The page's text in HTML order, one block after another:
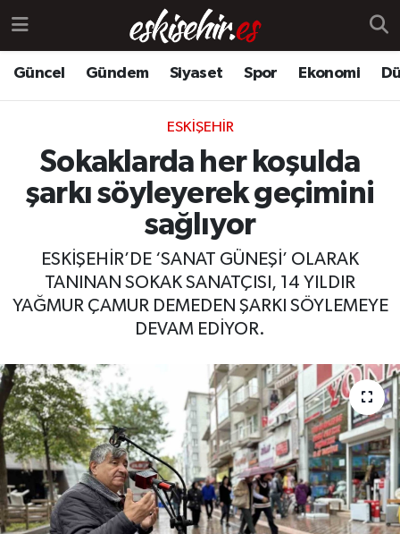
Güncel Gündem Siyaset Spor Ekonomi
ESKIŞEHIR
Sokaklarda her koşulda
şarkı söyleyerek geçimini
sağlıyor
ESKİŞEHİR’DE ‘SANAT GÜNEŞİ’ OLARAK
TANINAN SOKAK SANATÇISI, 14 YILDIR
YAĞMUR ÇAMUR DEMEDEN ŞARKI SÖYLEMEYE
DEVAM EDİYOR.